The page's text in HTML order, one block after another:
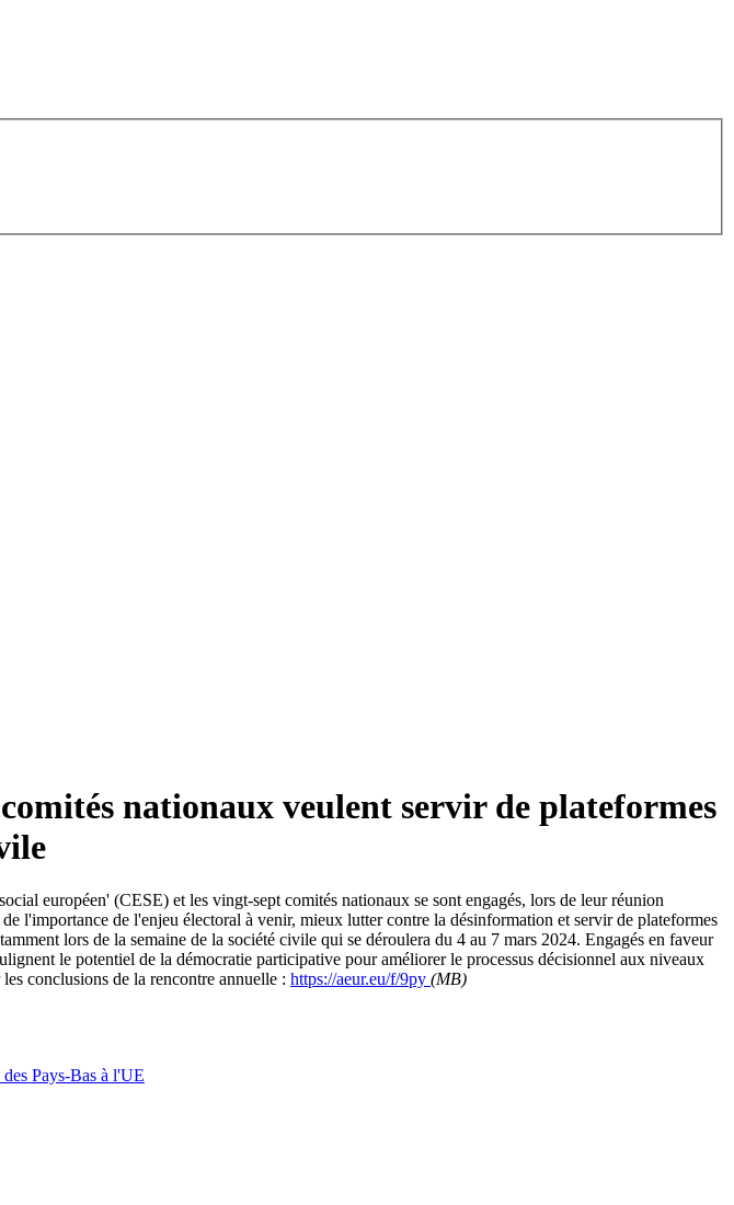
nationaux veulent servir de plateformes
européen' (CESE) et les vingt-sept comités nationaux se sont engagés, lors de leur réunion
l'importance de l'enjeu électoral à venir, mieux lutter contre la désinformation et servir de plateformes
lors de la semaine de la société civile qui se déroulera du 4 au 7 mars 2024. Engagés en faveur
le potentiel de la démocratie participative pour améliorer le processus décisionnel aux niveaux
conclusions de la rencontre annuelle : https://aeur.eu/f/9py (MB)
Pays-Bas à l'UE